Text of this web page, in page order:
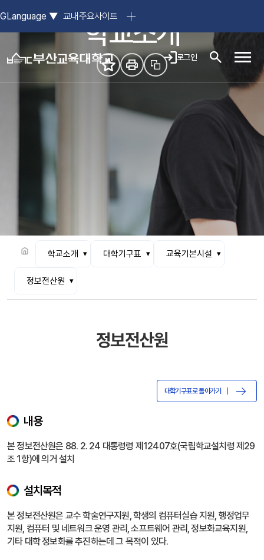
GLanguage ▼ 교내주요사이트
로그인 모바
학교소개
학교소개 대학기구표 교육기본시설
정보전산원
정보전산원
대학기구표로 돌아가기
내용
본 정보전산원은 88. 2. 24 대통령령 제12407호(국립학교설치령 제29
조 1항)에 의거 설치
설치목적
본 정보전산원은 교수 학술연구지원, 학생의 컴퓨터실습 지원, 행정업무
지원, 컴퓨터 및 네트워크 운영 관리, 소프트웨어 관리, 정보화교육지원,
기타 대학 정보화를 추진하는데 그 목적이 있다.